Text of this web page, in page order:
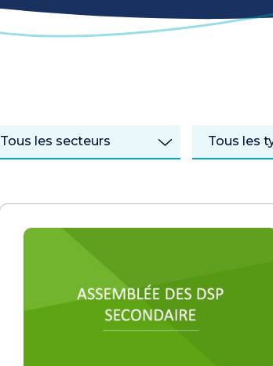
Tous les secteurs Tous les